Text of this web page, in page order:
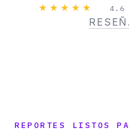
★★★★★ 4.6
REPORTES LISTOS